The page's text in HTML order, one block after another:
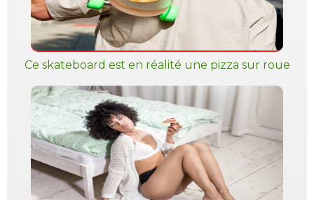
Ce skateboard est en réalité une pizza sur roue